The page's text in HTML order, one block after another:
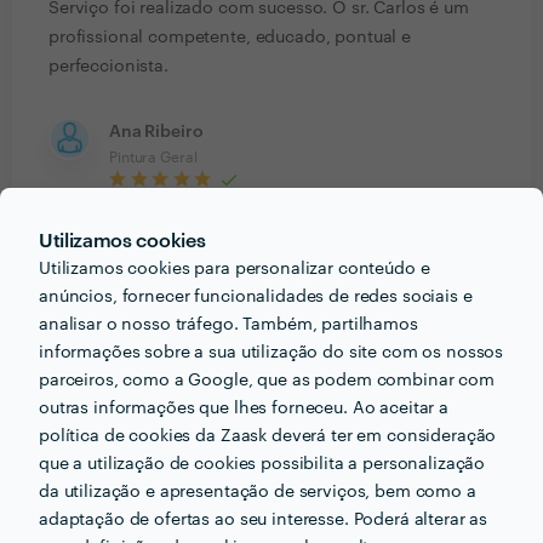
Utilizamos cookies
Utilizamos cookies para personalizar conteúdo e
anúncios, fornecer funcionalidades de redes sociais e
analisar o nosso tráfego. Também, partilhamos
informações sobre a sua utilização do site com os nossos
parceiros, como a Google, que as podem combinar com
outras informações que lhes forneceu. Ao aceitar a
política de cookies da Zaask deverá ter em consideração
que a utilização de cookies possibilita a personalização
da utilização e apresentação de serviços, bem como a
adaptação de ofertas ao seu interesse. Poderá alterar as
Serviço foi realizado com sucesso. O sr. Carlos é um
profissional competente, educado, pontual e
perfeccionista.
Ana Ribeiro
Pintura Geral
O Sr. Carlos foi pontual, cuidadoso, deixou tudo limpo.
Fez um bom trabalho, pelo que, recomendo.
6 Abr 2015
combinado, sem falhas. Achámos o preço muitissimo
justo para o serviço executado. Foi cuidadoso,